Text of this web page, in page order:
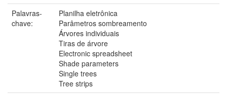
Palavras-
chave:
Planilha eletrônica
Parâmetros sombreamento
Árvores individuais
Tiras de árvore
Electronic spreadsheet
Shade parameters
Single trees
Tree strips